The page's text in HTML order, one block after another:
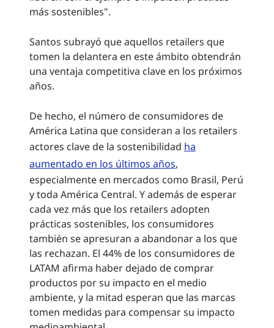
más sostenibles".
Santos subrayó que aquellos retailers que
tomen la delantera en este ámbito obtendrán
una ventaja competitiva clave en los próximos
años.
De hecho, el número de consumidores de
América Latina que consideran a los retailers
actores clave de la sostenibilidad ha
aumentado en los últimos años,
especialmente en mercados como Brasil, Perú
y toda América Central. Y además de esperar
cada vez más que los retailers adopten
prácticas sostenibles, los consumidores
también se apresuran a abandonar a los que
las rechazan. El 44% de los consumidores de
LATAM afirma haber dejado de comprar
productos por su impacto en el medio
ambiente, y la mitad esperan que las marcas
tomen medidas para compensar su impacto